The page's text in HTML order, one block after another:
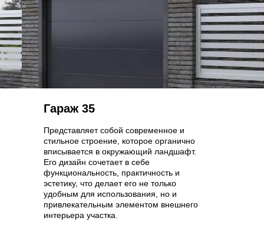
Гараж 35
Представляет собой современное и
стильное строение, которое органично
вписывается в окружающий ландшафт.
Его дизайн сочетает в себе
функциональность, практичность и
эстетику, что делает его не только
удобным для использования, но и
привлекательным элементом внешнего
интерьера участка.